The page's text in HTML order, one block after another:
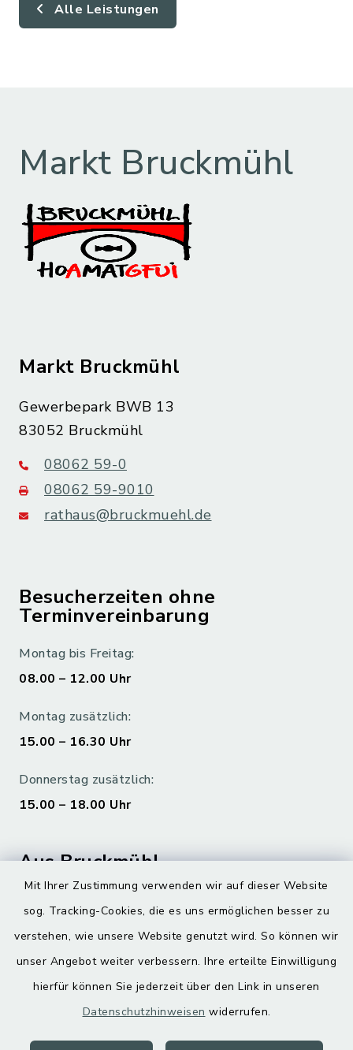
Mit Ihrer Zustimmung verwenden wir auf dieser Website
sog. Tracking-Cookies, die es uns ermöglichen besser zu
verstehen, wie unsere Website genutzt wird. So können wir
unser Angebot weiter verbessern. Ihre erteilte Einwilligung
hierfür können Sie jederzeit über den Link in unseren
Datenschutzhinweisen widerrufen.
Alle Leistungen
Markt Bruckmühl
Markt Bruckmühl
Gewerbepark BWB 13
83052 Bruckmühl
08062 59-0
08062 59-9010
rathaus@bruckmuehl.de
Besucherzeiten ohne
Terminvereinbarung
Montag bis Freitag:
08.00 – 12.00 Uhr
Montag zusätzlich:
15.00 – 16.30 Uhr
Donnerstag zusätzlich:
15.00 – 18.00 Uhr
Aus Bruckmühl
Digitaler Ortsplan